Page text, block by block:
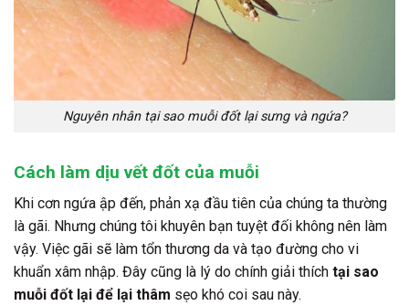
Nguyên nhân tại sao muỗi đốt lại sưng và ngứa?
Cách làm dịu vết đốt của muỗi
Khi cơn ngứa ập đến, phản xạ đầu tiên của chúng ta thường
là gãi. Nhưng chúng tôi khuyên bạn tuyệt đối không nên làm
vậy. Việc gãi sẽ làm tổn thương da và tạo đường cho vi
khuẩn xâm nhập. Đây cũng là lý do chính giải thích tại sao
muỗi đốt lại để lại thâm sẹo khó coi sau này.